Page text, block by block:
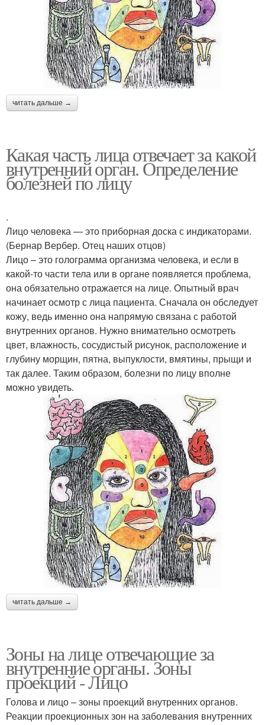
читать дальше →
Какая часть лица отвечает за какой
внутренний орган. Определение
болезней по лицу
.
Лицо человека — это приборная доска с индикаторами.
(Бернар Вербер. Отец наших отцов)
Лицо – это голограмма организма человека, и если в
какой-то части тела или в органе появляется проблема,
она обязательно отражается на лице. Опытный врач
начинает осмотр с лица пациента. Сначала он обследует
кожу, ведь именно она напрямую связана с работой
внутренних органов. Нужно внимательно осмотреть
цвет, влажность, сосудистый рисунок, расположение и
глубину морщин, пятна, выпуклости, вмятины, прыщи и
так далее. Таким образом, болезни по лицу вполне
можно увидеть.
читать дальше →
Зоны на лице отвечающие за
внутренние органы. Зоны
проекций - Лицо
Голова и лицо – зоны проекций внутренних органов.
Реакции проекционных зон на заболевания внутренних